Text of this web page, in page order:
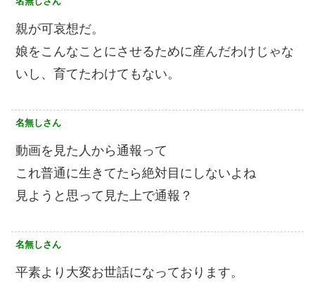
親が可哀想だ。
娘をこんなことにさせるために産んだわけじゃな
いし、育てたわけてもない。
名無しさん
動画を見た人から通報って
これ普通に生きてたら絶対目にしないよね
見ようと思って見た上で通報？
名無しさん
平素より大変お世話になっております。